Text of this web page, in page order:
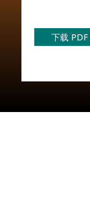
下载 PDF